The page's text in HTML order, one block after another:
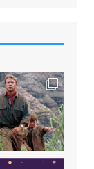
muerte